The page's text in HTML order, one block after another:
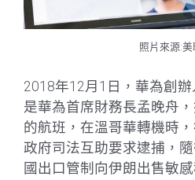
照片來源:美
2018年12月1日，華為創
是華為首席財務長孟晚舟
的航班，在溫哥華轉機時
政府司法互助要求逮捕，
國出口管制向伊朗出售敏